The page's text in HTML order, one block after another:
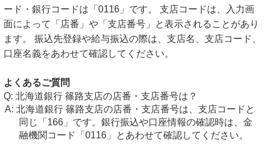
ード・銀行コードは「0116」です。 支店コードは、入力画
面によって「店番」や「支店番号」と表示されることがあり
ます。 振込先登録や給与振込の際は、支店名、支店コード、
口座名義をあわせて確認してください。
よくあるご質問
北海道銀行 篠路支店の店番・支店番号は？
北海道銀行 篠路支店の店番・支店番号は、支店コードと
同じ「166」です。銀行振込や口座情報の確認時は、金
融機関コード「0116」とあわせて確認してください。